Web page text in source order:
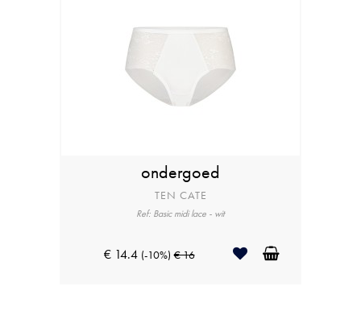
ondergoed
TEN CATE
Ref: Basic midi lace - wit
€ 14.4 (-10%) € 16